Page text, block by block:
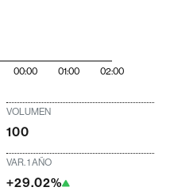
00:00 01:00 02:00
VOLUMEN
100
VAR. 1 AÑO
+29.02%